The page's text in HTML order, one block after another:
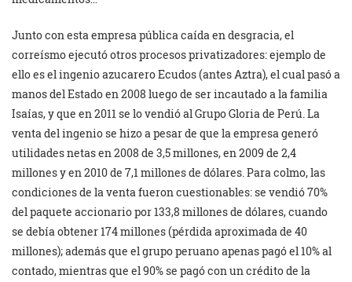
Junto con esta empresa pública caída en desgracia, el
correísmo ejecutó otros procesos privatizadores: ejemplo de
ello es el ingenio azucarero Ecudos (antes Aztra), el cual pasó a
manos del Estado en 2008 luego de ser incautado a la familia
Isaías, y que en 2011 se lo vendió al Grupo Gloria de Perú. La
venta del ingenio se hizo a pesar de que la empresa generó
utilidades netas en 2008 de 3,5 millones, en 2009 de 2,4
millones y en 2010 de 7,1 millones de dólares. Para colmo, las
condiciones de la venta fueron cuestionables: se vendió 70%
del paquete accionario por 133,8 millones de dólares, cuando
se debía obtener 174 millones (pérdida aproximada de 40
millones); además que el grupo peruano apenas pagó el 10% al
contado, mientras que el 90% se pagó con un crédito de la